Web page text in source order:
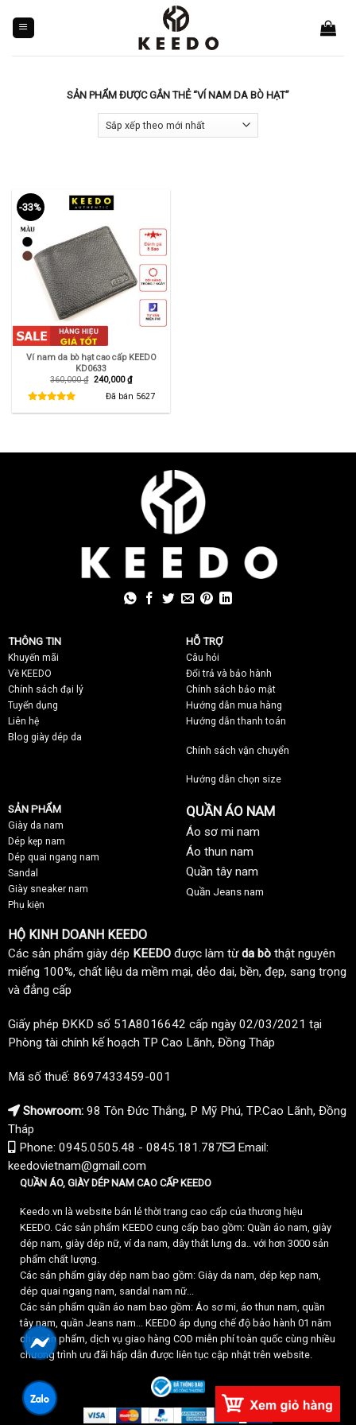
content
SẢN PHẨM ĐƯỢC GẮN THẺ “VÍ NAM DA BÒ HẠT”
-33%
Ví nam da bò hạt cao cấp KEEDO
KD0633
360,000₫ Giá
360,000 ₫.
240,000₫Giá
hiện
tại
là:
240,000 ₫.
Đã bán 5627
THÔNG TIN
Khuyến mãi
Về KEEDO
Chính sách đại lý
Tuyển dụng
Liên hệ
Blog giày dép da
HỖ TRỢ
Câu hỏi
Đổi trả và bảo hành
Chính sách bảo mật
Hướng dẫn mua hàng
Hướng dẫn thanh toán
Chính sách vận chuyển
Hướng dẫn chọn size
SẢN PHẨM
Giày da nam
Dép kẹp nam
Dép quai ngang nam
Sandal
Giày sneaker nam
Phụ kiện
QUẦN ÁO NAM
Áo sơ mi nam
Áo thun nam
Quần tây nam
Quần Jeans nam
HỘ KINH DOANH KEEDO
Các sản phẩm giày dép KEEDO được làm từda bò thật nguyên
miếng 100%, chất liệu da mềm mại, dẻo dai, bền, đẹp, sang trọng
và đẳng cấp
Giấy phép ĐKKD số 51A8016642 cấp ngày 02/03/2021 tại
Phòng tài chính kế hoạch TP Cao Lãnh, Đồng Tháp
Mã số thuế: 8697433459-001
Showroom: 98 Tôn Đức Thắng, P Mỹ Phú, TP.Cao Lãnh, Đồng
Tháp
Phone: 0945.0505.48 - 0845.181.787
Email:
keedovietnam@gmail.com
QUẦN ÁO, GIÀY DÉP NAM CAO CẤP KEEDO
Keedo.vn là website bán lẻ thời trang cao cấp của thương hiệu
KEEDO. Các sản phẩm KEEDO cung cấp bao gồm: Quần áo nam, giày
dép nam, giày dép nữ, ví da nam, dây thắt lưng da.. với hơn 3000 sản
phẩm chất lượng.
Các sản phẩm giày dép nam bao gồm: Giày da nam, dép kẹp nam,
dép quai ngang nam, sandal nam nữ...
Các sản phẩm quần áo nam bao gồm: Áo sơ mi, áo thun nam, quần
tây nam, quần Jeans nam... KEEDO áp dụng chế độ bảo hành 01 năm
cho sản phẩm, dịch vụ giao hàng COD miễn phí toàn quốc cùng nhiều
chương trình ưu đãi hấp dẫn được liên tục cập nhật trên website.